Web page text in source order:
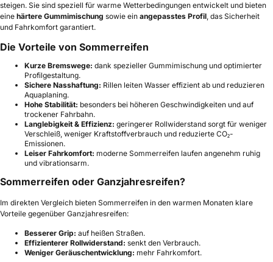
steigen. Sie sind speziell für warme Wetterbedingungen entwickelt und bieten
eine härtere Gummimischung sowie ein angepasstes Profil, das Sicherheit
und Fahrkomfort garantiert.
Die Vorteile von Sommerreifen
Kurze Bremswege: dank spezieller Gummimischung und optimierter
Profilgestaltung.
Sichere Nasshaftung: Rillen leiten Wasser effizient ab und reduzieren
Aquaplaning.
Hohe Stabilität: besonders bei höheren Geschwindigkeiten und auf
trockener Fahrbahn.
Langlebigkeit & Effizienz: geringerer Rollwiderstand sorgt für weniger
Verschleiß, weniger Kraftstoffverbrauch und reduzierte CO₂-
Emissionen.
Leiser Fahrkomfort: moderne Sommerreifen laufen angenehm ruhig
und vibrationsarm.
Sommerreifen oder Ganzjahresreifen?
Im direkten Vergleich bieten Sommerreifen in den warmen Monaten klare
Vorteile gegenüber Ganzjahresreifen:
Besserer Grip: auf heißen Straßen.
Effizienterer Rollwiderstand: senkt den Verbrauch.
Weniger Geräuschentwicklung: mehr Fahrkomfort.